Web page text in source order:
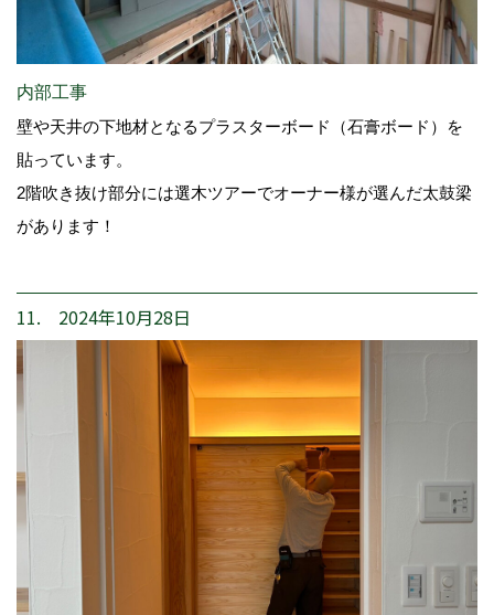
内部工事
壁や天井の下地材となるプラスターボード（石膏ボード）を
貼っています。
2階吹き抜け部分には選木ツアーでオーナー様が選んだ太鼓梁
があります！
11. 2024年10月28日